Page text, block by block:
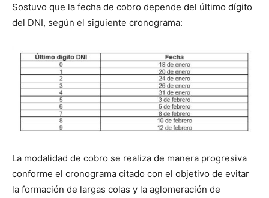
Sostuvo que la fecha de cobro depende del último dígito
del DNI, según el siguiente cronograma:
La modalidad de cobro se realiza de manera progresiva
conforme el cronograma citado con el objetivo de evitar
la formación de largas colas y la aglomeración de